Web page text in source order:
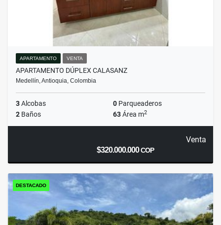
APARTAMENTO VENTA
APARTAMENTO DÚPLEX CALASANZ
Medellín, Antioquia, Colombia
3Alcobas 0 Parqueaderos
2 Baños 63Área m2
Venta
$320.000.000COP
DESTACADO